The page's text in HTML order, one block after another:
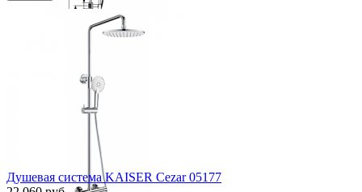
Душевая система KAISER Cezar 05177